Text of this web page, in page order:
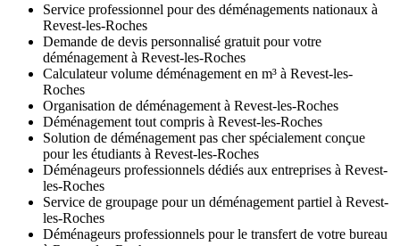
Service professionnel pour des déménagements nationaux à
Revest-les-Roches
Demande de devis personnalisé gratuit pour votre
déménagement à Revest-les-Roches
Calculateur volume déménagement en m³ à Revest-les-
Roches
Organisation de déménagement à Revest-les-Roches
Déménagement tout compris à Revest-les-Roches
Solution de déménagement pas cher spécialement conçue
pour les étudiants à Revest-les-Roches
Déménageurs professionnels dédiés aux entreprises à Revest-
les-Roches
Service de groupage pour un déménagement partiel à Revest-
les-Roches
Déménageurs professionnels pour le transfert de votre bureau